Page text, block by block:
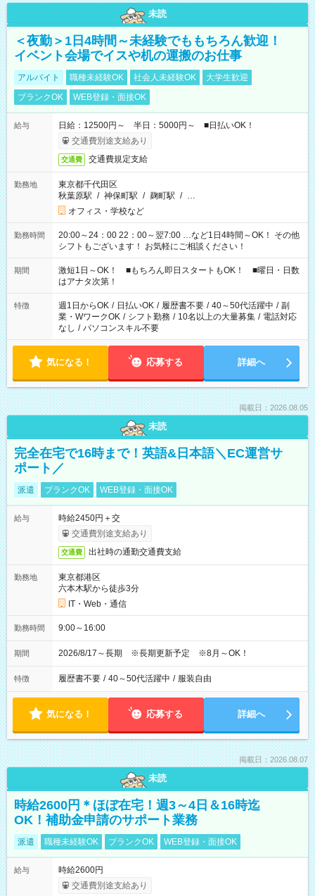
未読
＜夜勤＞1日4時間～未経験でももちろん歓迎！
イベント会場でイスや机の運搬のお仕事
アルバイト 職種未経験OK 社会人未経験OK
大学生歓迎
ブランクOK
WEB登録・面接OK
給与
日給：12500円～ 半日：5000円～ ■日払いOK！
交通費別途支給あり
交通費 交通費規定支給
勤務地
東京都千代田区
秋葉原駅 / 神保町駅 / 麹町駅 / …
オフィス・学校など
勤務時間
20:00～24：00 22：00～翌7:00 …など1日4時間～OK！ その他
シフトもございます！ お気軽にご相談ください！
期間
激短1日～OK！ ■もちろん即日スタートもOK！ ■曜日・日数
はアナタ次第！
特徴 週1日からOK / 日払いOK / 履歴書不要 / 40～50代活躍中 / 副
業・WワークOK / シフト勤務 / 10名以上の大量募集 / 電話対応
なし / パソコンスキル不要
気になる！ 応募する 詳細へ
掲載日：2026.08.05
未読
完全在宅で16時まで！英語&日本語＼EC運営サ
ポート／
派遣 ブランクOK WEB登録・面接OK
給与
時給2450円＋交
交通費別途支給あり
交通費 出社時の通勤交通費支給
勤務地
東京都港区
六本木駅から徒歩3分
IT・Web・通信
勤務時間 9:00～16:00
期間 2026/8/17～長期 ※長期更新予定 ※8月～OK！
特徴 履歴書不要 / 40～50代活躍中 / 服装自由
気になる！ 応募する 詳細へ
掲載日：2026.08.07
未読
時給2600円＊ほぼ在宅！週3～4日＆16時迄
OK！補助金申請のサポート業務
派遣 職種未経験OK ブランクOK WEB登録・面接OK
給与
時給2600円
交通費別途支給あり